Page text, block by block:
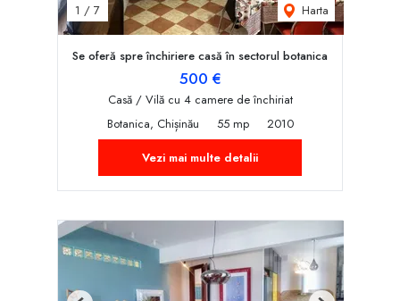
1 / 7 Harta
Se oferă spre închiriere casă în sectorul botanica
500 €
Casă / Vilă cu 4 camere de închiriat
Botanica, Chișinău
55 mp
2010
Vezi mai multe detalii